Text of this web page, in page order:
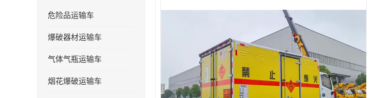
危险品运输车
爆破器材运输车
气体气瓶运输车
烟花爆破运输车